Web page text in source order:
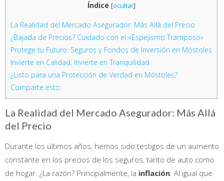
Índice [ocultar]
La Realidad del Mercado Asegurador: Más Allá del Precio
¿Bajada de Precios? Cuidado con el «Espejismo Tramposo»
Protege tu Futuro: Seguros y Fondos de Inversión en Móstoles
Invierte en Calidad, Invierte en Tranquilidad
¿Listo para una Protección de Verdad en Móstoles?
Comparte esto:
La Realidad del Mercado Asegurador: Más Allá
del Precio
Durante los últimos años, hemos sido testigos de un aumento
constante en los precios de los seguros, tanto de auto como
de hogar. ¿La razón? Principalmente, la inflación. Al igual que